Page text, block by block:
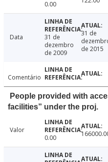
0.00
Data
31 de
dezembro
de 2009
31 de
de 2015
Comentário
People provided with
facilities” under the proj.
Valor
0.00